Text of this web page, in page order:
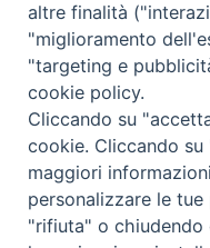
Orari Curia
Mar. / Mer. / Giov.
nei mesi estivi solo
altre finalità
"miglioramento
"targeting e
cookie policy.
Cliccando su
cookie. Cliccando
maggiori
personalizzare le
"rifiuta" o chiudendo